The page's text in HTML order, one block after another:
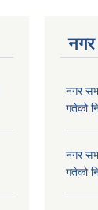
नगर
नगर
गतेको
नगर
गतेको